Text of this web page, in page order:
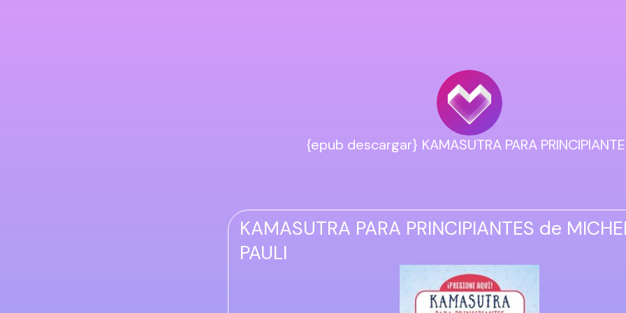
{epub descargar} KAMASUTRA PARA
KAMASUTRA PARA PRINCIPIANTES de
PAULI